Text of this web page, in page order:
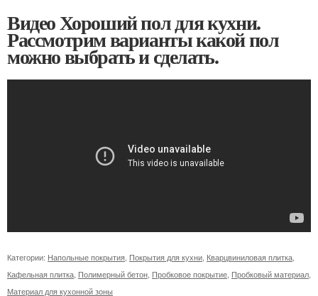
Видео Хороший пол для кухни.
Рассмотрим варианты какой пол
можно выбрать и сделать.
Категории: Напольные покрытия Покрытия для кухни Кварцвиниловая плитка
Кафельная плитка Полимерный бетон Пробковое покрытие Пробковый материал
Материал для кухонной зоны